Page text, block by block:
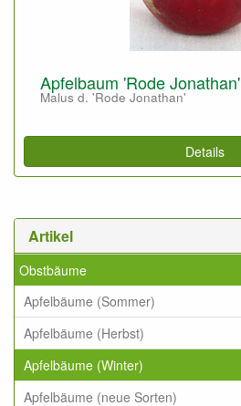
Artikel
Obstbäume
Apfelbäume (Sommer)
Apfelbäume (Herbst)
Apfelbäume (Winter)
Apfelbäume (neue Sorten)
Apfelbaum 'Rode Jonathan'
Malus d. 'Rode Jonathan'
Details